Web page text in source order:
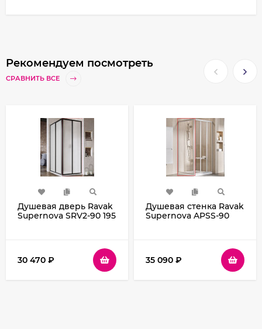
Рекомендуем посмотреть
СРАВНИТЬ ВСЕ
Душевая дверь Ravak
Supernova SRV2-90 195
30 470 ₽
Душевая стенка Ravak
Supernova APSS-90
35 090 ₽